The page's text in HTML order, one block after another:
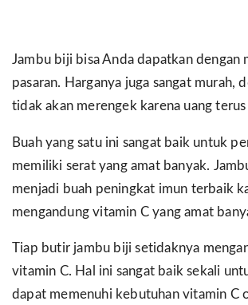
Jambu biji bisa Anda dapatkan dengan
pasaran. Harganya juga sangat murah,
tidak akan merengek karena uang terus
Buah yang satu ini sangat baik untuk
memiliki serat yang amat banyak.
menjadi buah peningkat imun terbaik
mengandung vitamin C yang amat
Tiap butir jambu biji setidaknya
vitamin C. Hal ini sangat baik sekali
dapat memenuhi kebutuhan vitamin C